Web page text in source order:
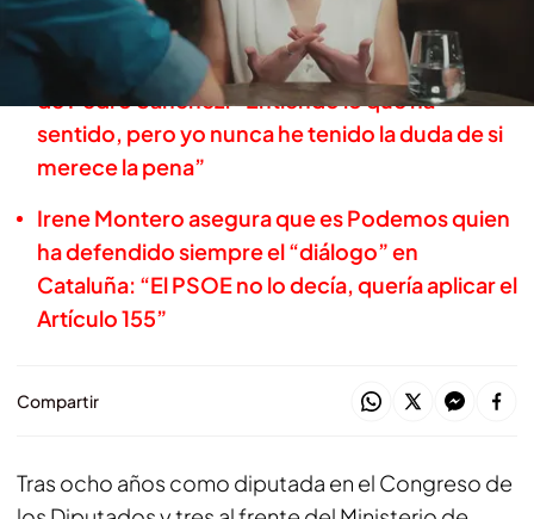
Sistiaga a Irene Montero
Irene Montero, sobre la reflexión de cinco días
de Pedro Sánchez: “Entiendo lo que ha
sentido, pero yo nunca he tenido la duda de si
merece la pena”
Irene Montero asegura que es Podemos quien
ha defendido siempre el “diálogo” en
Cataluña: “El PSOE no lo decía, quería aplicar el
Artículo 155”
Compartir
Tras ocho años como diputada en el Congreso de